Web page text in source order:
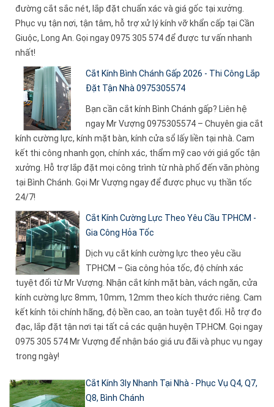
đường cắt sắc nét, lắp đặt chuẩn xác và giá gốc tại xưởng.
Phục vụ tận nơi, tận tâm, hỗ trợ xử lý kính vỡ khẩn cấp tại Cần
Giuộc, Long An. Gọi ngay 0975 305 574 để được tư vấn nhanh
nhất!
Cắt Kính Bình Chánh Gấp 2026 - Thi Công Lắp
Đặt Tận Nhà 0975305574
Bạn cần cắt kính Bình Chánh gấp? Liên hệ
ngay Mr Vượng 0975305574 – Chuyên gia cắt
kính cường lực, kính mặt bàn, kính cửa sổ lấy liền tại nhà. Cam
kết thi công nhanh gọn, chính xác, thẩm mỹ cao với giá gốc tận
xưởng. Hỗ trợ lắp đặt mọi công trình từ nhà phố đến văn phòng
tại Bình Chánh. Gọi Mr Vượng ngay để được phục vụ thần tốc
24/7!
Cắt Kính Cường Lực Theo Yêu Cầu TPHCM -
Gia Công Hỏa Tốc
Dịch vụ cắt kính cường lực theo yêu cầu
TPHCM – Gia công hỏa tốc, độ chính xác
tuyệt đối từ Mr Vượng. Nhận cắt kính mặt bàn, vách ngăn, cửa
kính cường lực 8mm, 10mm, 12mm theo kích thước riêng. Cam
kết kính tôi chính hãng, độ bền cao, an toàn tuyệt đối. Hỗ trợ đo
đạc, lắp đặt tận nơi tại tất cả các quận huyện TP.HCM. Gọi ngay
0975 305 574 Mr Vượng để nhận báo giá ưu đãi và phục vụ ngay
trong ngày!
Cắt Kính 3ly Nhanh Tại Nhà - Phục Vụ Q4, Q7,
Q8, Bình Chánh